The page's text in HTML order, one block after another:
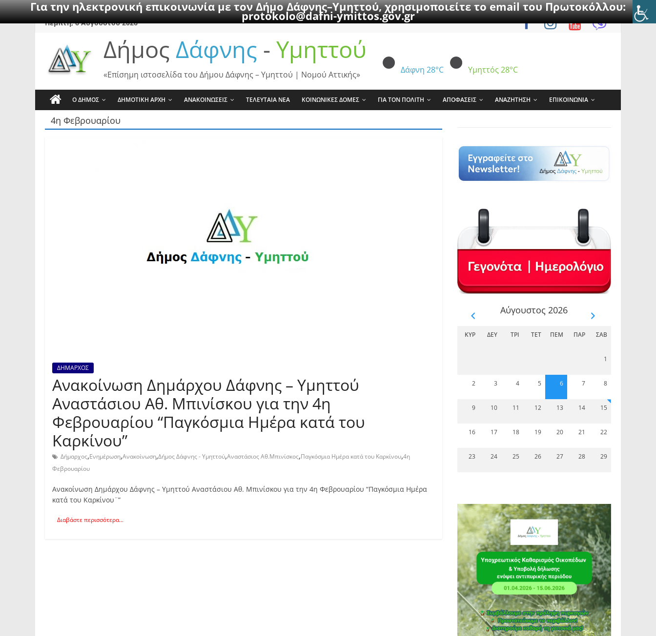
Για την ηλεκτρονική επικοινωνία με τον Δήμο Δάφνης–Υμηττού, χρησιμοποιείτε το email του Πρωτοκόλλου:
protokolo@dafni-ymittos.gov.gr
SkipΠέμπτη, 6 Αυγούστου 2026
Δήμος Δάφνης - Υμηττού
Δάφνη 28°C Υμηττός 28°C
«Επίσημη ιστοσελίδα του Δήμου Δάφνης – Υμηττού | Νομού Αττικής»
Ο ΔΗΜΟΣ ΔΗΜΟΤΙΚΗ ΑΡΧΗ ΑΝΑΚΟΙΝΩΣΕΙΣ ΤΕΛΕΥΤΑΙΑ ΝΕΑ ΚΟΙΝΩΝΙΚΕΣ ΔΟΜΕΣ ΓΙΑ ΤΟΝ ΠΟΛΙΤΗ ΑΠΟΦΑΣΕΙΣ ΑΝΑΖΗΤΗΣΗ ΕΠΙΚΟΙΝΩΝΙΑ
4η Φεβρουαρίου
ΔΗΜΑΡΧΟΣ
Ανακοίνωση Δημάρχου Δάφνης – Υμηττού
Αναστάσιου Αθ. Μπινίσκου για την 4η
Φεβρουαρίου “Παγκόσμια Ημέρα κατά του
Καρκίνου”
Δήμαρχος,Ενημέρωση,Ανακοίνωση,Δήμος Δάφνης - Υμηττού,Αναστάσιος Αθ.Μπινίσκος,Παγκόσμια Ημέρα κατά του Καρκίνου,4η
Φεβρουαρίου
Ανακοίνωση Δημάρχου Δάφνης – Υμηττού Αναστάσιου Αθ. Μπινίσκου για την 4η Φεβρουαρίου “Παγκόσμια Ημέρα
κατά του Καρκίνου¨”
Διαβάστε περισσότερα...
Αύγουστος 2026
ΚΥΡ ΔΕΥ ΤΡΊ ΤΕΤ ΠΈΜ ΠΑΡ ΣΆΒ
1
2 3 4 5 6 7 8
9 10 11 12 13 14 15
16 17 18 19 20 21 22
23 24 25 26 27 28 29